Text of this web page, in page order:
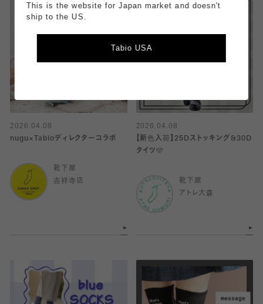
2026.04.08
nugu×Tabioディレクターコラボ
靴下屋
吉祥寺店
2026.04.08
【新色入荷】25Dストッキング&30D
タイツ🩵
靴下屋
アトレ大森
This is the website for Japan market and doesn't
ship to the US.
Tabio USA